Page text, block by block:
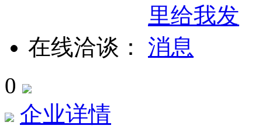
在线洽谈：
0
企业详情